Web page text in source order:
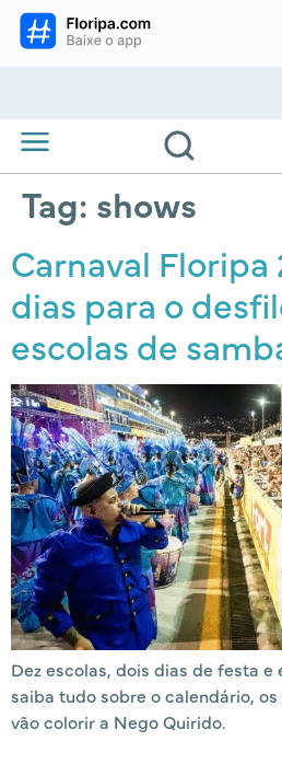
Tag: shows
Carnaval Floripa
dias para o
escolas de
Dez escolas, dois dias de festa e
saiba tudo sobre o calendário,
vão colorir a Nego Quirido.